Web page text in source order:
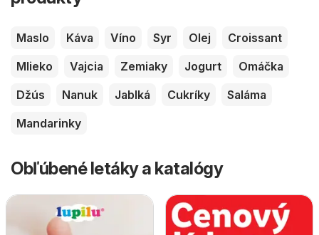
Maslo Káva Víno Syr Olej
Croissant
Mlieko
Vajcia Zemiaky Jogurt
Omáčka
Džús
Nanuk Jablká Cukríky
Saláma
Mandarinky
Obľúbené letáky a katalógy